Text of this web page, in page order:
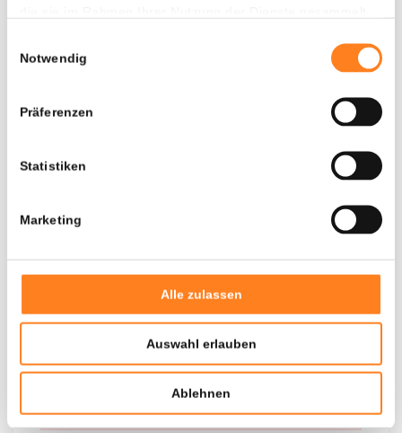
Notwendig
Präferenzen
Statistiken
Marketing
Alle zulassen
Auswahl erlauben
Ablehnen
---
Door een fout konden er geen gegevens worden